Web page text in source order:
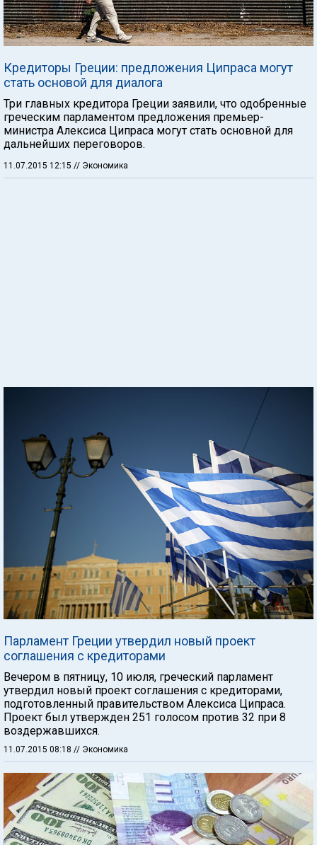
Кредиторы Греции: предложения Ципраса могут
стать основой для диалога
Три главных кредитора Греции заявили, что одобренные
греческим парламентом предложения премьер-
министра Алексиса Ципраса могут стать основной для
дальнейших переговоров.
11.07.2015 12:15 // Экономика
Парламент Греции утвердил новый проект
соглашения с кредиторами
Вечером в пятницу, 10 июля, греческий парламент
утвердил новый проект соглашения с кредиторами,
подготовленный правительством Алексиса Ципраса.
Проект был утвержден 251 голосом против 32 при 8
воздержавшихся.
11.07.2015 08:18 // Экономика